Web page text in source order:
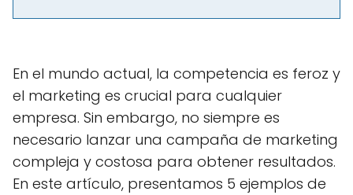
En el mundo actual, la competencia es feroz y
el marketing es crucial para cualquier
empresa. Sin embargo, no siempre es
necesario lanzar una campaña de marketing
compleja y costosa para obtener resultados.
En este artículo, presentamos 5 ejemplos de